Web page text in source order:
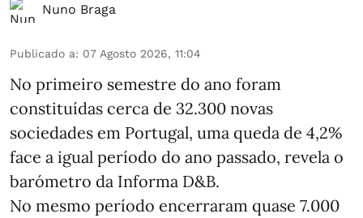
Nuno Braga
Publicado a: 07 Agosto 2026, 11:04
No primeiro semestre do ano foram
constituídas cerca de 32.300 novas
sociedades em Portugal, uma queda de 4,2%
face a igual período do ano passado, revela o
barómetro da Informa D&B.
No mesmo período encerraram quase 7.000